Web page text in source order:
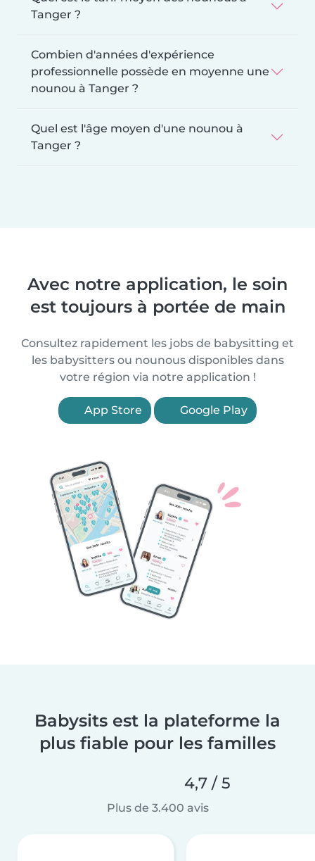
Tanger ?
Combien d'années d'expérience
professionnelle possède en moyenne une
nounou à Tanger ?
Quel est l'âge moyen d'une nounou à
Tanger ?
Avec notre application, le soin
est toujours à portée de main
Consultez rapidement les jobs de babysitting et
les babysitters ou nounous disponibles dans
votre région via notre application !
App Store Google Play
Babysits est la plateforme la
plus fiable pour les familles
4,7 / 5
Plus de 3.400 avis